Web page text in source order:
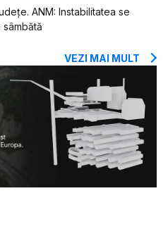
ANM: Instabilitatea se
VEZI MAI MULT